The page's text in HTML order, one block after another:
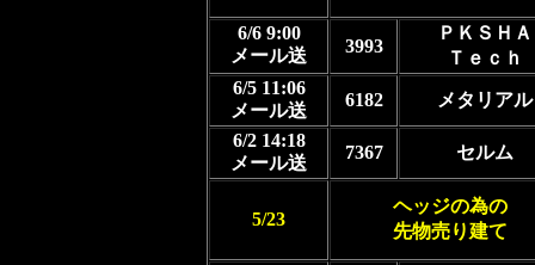
6/6 9:00
メール送
3993
ＰＫＳＨＡ
Ｔｅｃｈ
6/5 11:06
メール送
6182
メタリアル
6/2 14:18
メール送
7367 セルム
5/23
ヘッジの為の
先物売り建て